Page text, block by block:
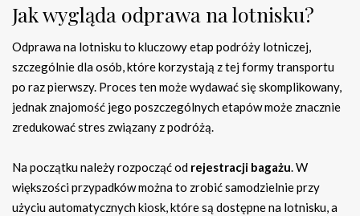
Jak wygląda odprawa na lotnisku?
Odprawa na lotnisku to kluczowy etap podróży lotniczej,
szczególnie dla osób, które korzystają z tej formy transportu
po raz pierwszy. Proces ten może wydawać się skomplikowany,
jednak znajomość jego poszczególnych etapów może znacznie
zredukować stres związany z podróżą.
Na początku należy rozpocząć od rejestracji bagażu. W
większości przypadków można to zrobić samodzielnie przy
użyciu automatycznych kiosk, które są dostępne na lotnisku, a